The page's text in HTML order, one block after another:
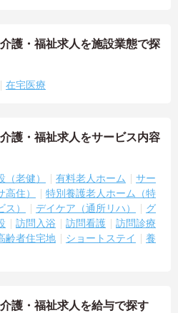
護・福祉求人を施設業態で探
在宅医療
護・福祉求人をサービス内容
老健） 有料老人ホーム
サー
住）
特別養護老人ホーム（特
） デイケア（通所リハ）
グ
訪問入浴 訪問看護
訪問診療
齢者住宅地 ショートステイ
養
護・福祉求人を給与で探す